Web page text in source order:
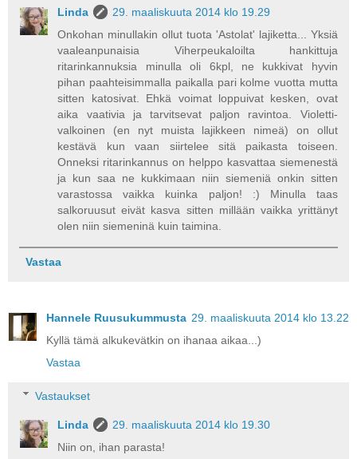
Linda
29. maaliskuuta 2014 klo 19.29
Onkohan minullakin ollut tuota 'Astolat' lajiketta... Yksiä
vaaleanpunaisia Viherpeukaloilta hankittuja
ritarinkannuksia minulla oli 6kpl, ne kukkivat hyvin
pihan paahteisimmalla paikalla pari kolme vuotta mutta
sitten katosivat. Ehkä voimat loppuivat kesken, ovat
aika vaativia ja tarvitsevat paljon ravintoa. Violetti-
valkoinen (en nyt muista lajikkeen nimeä) on ollut
kestävä kun vaan siirtelee sitä paikasta toiseen.
Onneksi ritarinkannus on helppo kasvattaa siemenestä
ja kun saa ne kukkimaan niin siemeniä onkin sitten
varastossa vaikka kuinka paljon! :) Minulla taas
salkoruusut eivät kasva sitten millään vaikka yrittänyt
olen niin siemeninä kuin taimina.
Vastaa
Hannele Ruusukummusta 29. maaliskuuta 2014 klo 13.22
Kyllä tämä alkukevätkin on ihanaa aikaa...)
Vastaa
Vastaukset
Linda
29. maaliskuuta 2014 klo 19.30
Niin on, ihan parasta!